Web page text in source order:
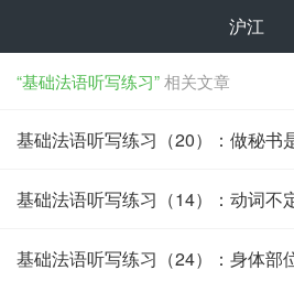
沪江
“基础法语听写练习”相关文章
基础法语听写练习（20）：做秘书
基础法语听写练习（14）：动词不
基础法语听写练习（24）：身体部